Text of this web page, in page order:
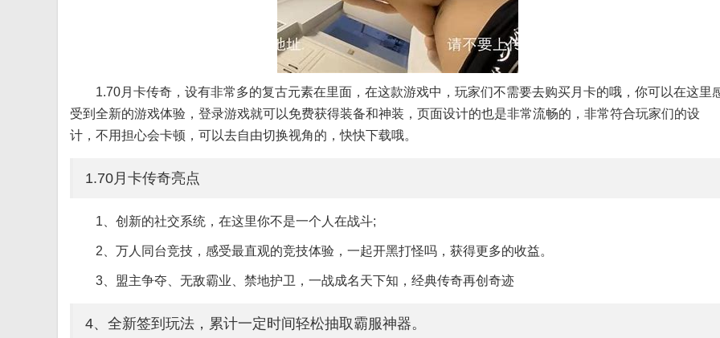
1.70月卡传奇，设有非常多的复古元素在里面，在这款游戏中，玩家们不需要去购买月卡的哦，你可以在这里
受到全新的游戏体验，登录游戏就可以免费获得装备和神装，页面设计的也是非常流畅的，非常符合玩家们的设
计，不用担心会卡顿，可以去自由切换视角的，快快下载哦。
1.70月卡传奇亮点
1、创新的社交系统，在这里你不是一个人在战斗;
2、万人同台竞技，感受最直观的竞技体验，一起开黑打怪吗，获得更多的收益。
3、盟主争夺、无敌霸业、禁地护卫，一战成名天下知，经典传奇再创奇迹
4、全新签到玩法，累计一定时间轻松抽取霸服神器。